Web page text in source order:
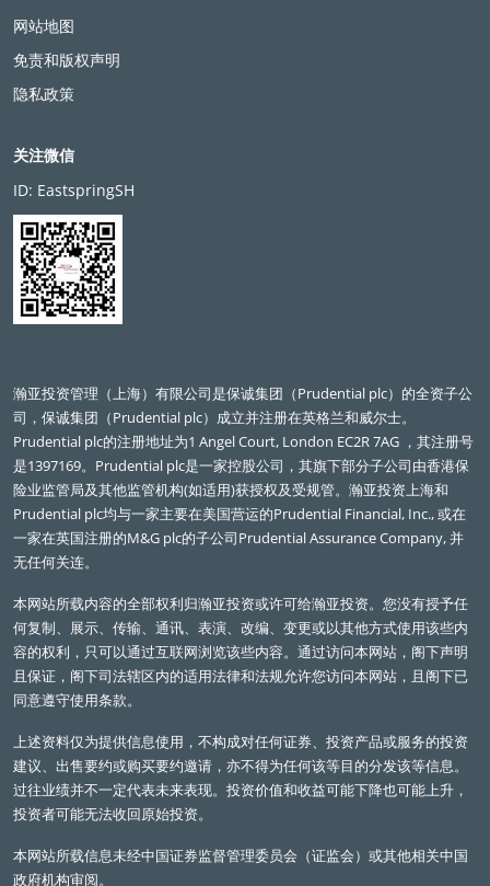
网站地图
免责和版权声明
隐私政策
关注微信
ID: EastspringSH
瀚亚投资管理（上海）有限公司是保诚集团（Prudential plc）的全资子公
司，保诚集团（Prudential plc）成立并注册在英格兰和威尔士。
Prudential plc的注册地址为1 Angel Court, London EC2R 7AG ，其注册号
是1397169。Prudential plc是一家控股公司，其旗下部分子公司由香港保
险业监管局及其他监管机构(如适用)获授权及受规管。瀚亚投资上海和
Prudential plc均与一家主要在美国营运的Prudential Financial, Inc., 或在
一家在英国注册的M&G plc的子公司Prudential Assurance Company, 并
无任何关连。
本网站所载内容的全部权利归瀚亚投资或许可给瀚亚投资。您没有授予任
何复制、展示、传输、通讯、表演、改编、变更或以其他方式使用该些内
容的权利，只可以通过互联网浏览该些内容。通过访问本网站，阁下声明
且保证，阁下司法辖区内的适用法律和法规允许您访问本网站，且阁下已
同意遵守使用条款。
上述资料仅为提供信息使用，不构成对任何证券、投资产品或服务的投资
建议、出售要约或购买要约邀请，亦不得为任何该等目的分发该等信息。
过往业绩并不一定代表未来表现。投资价值和收益可能下降也可能上升，
投资者可能无法收回原始投资。
本网站所载信息未经中国证券监督管理委员会（证监会）或其他相关中国
政府机构审阅。